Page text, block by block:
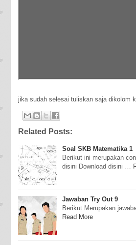
jika sudah selesai tuliskan saja dikolom
Related Posts:
Soal SKB Matematika 1
Berikut ini merupakan
disini Download disini …
Jawaban Try Out 9
Berikut Merupakan
Read More